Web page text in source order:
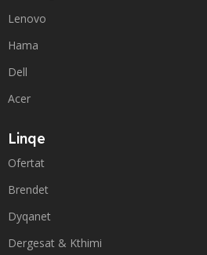
Lenovo
Hama
Dell
Acer
Linqe
Ofertat
Brendet
Dyqanet
Dergesat & Kthimi